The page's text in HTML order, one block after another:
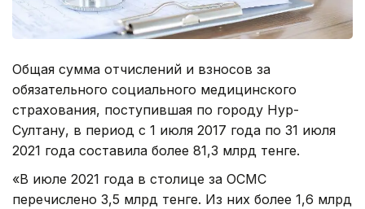
Общая сумма отчислений и взносов за
обязательного социального медицинского
страхования, поступившая по городу Нур-
Султану, в период с 1 июля 2017 года по 31 июля
2021 года составила более 81,3 млрд тенге.
«В июле 2021 года в столице за ОСМС
перечислено 3,5 млрд тенге. Из них более 1,6 млрд